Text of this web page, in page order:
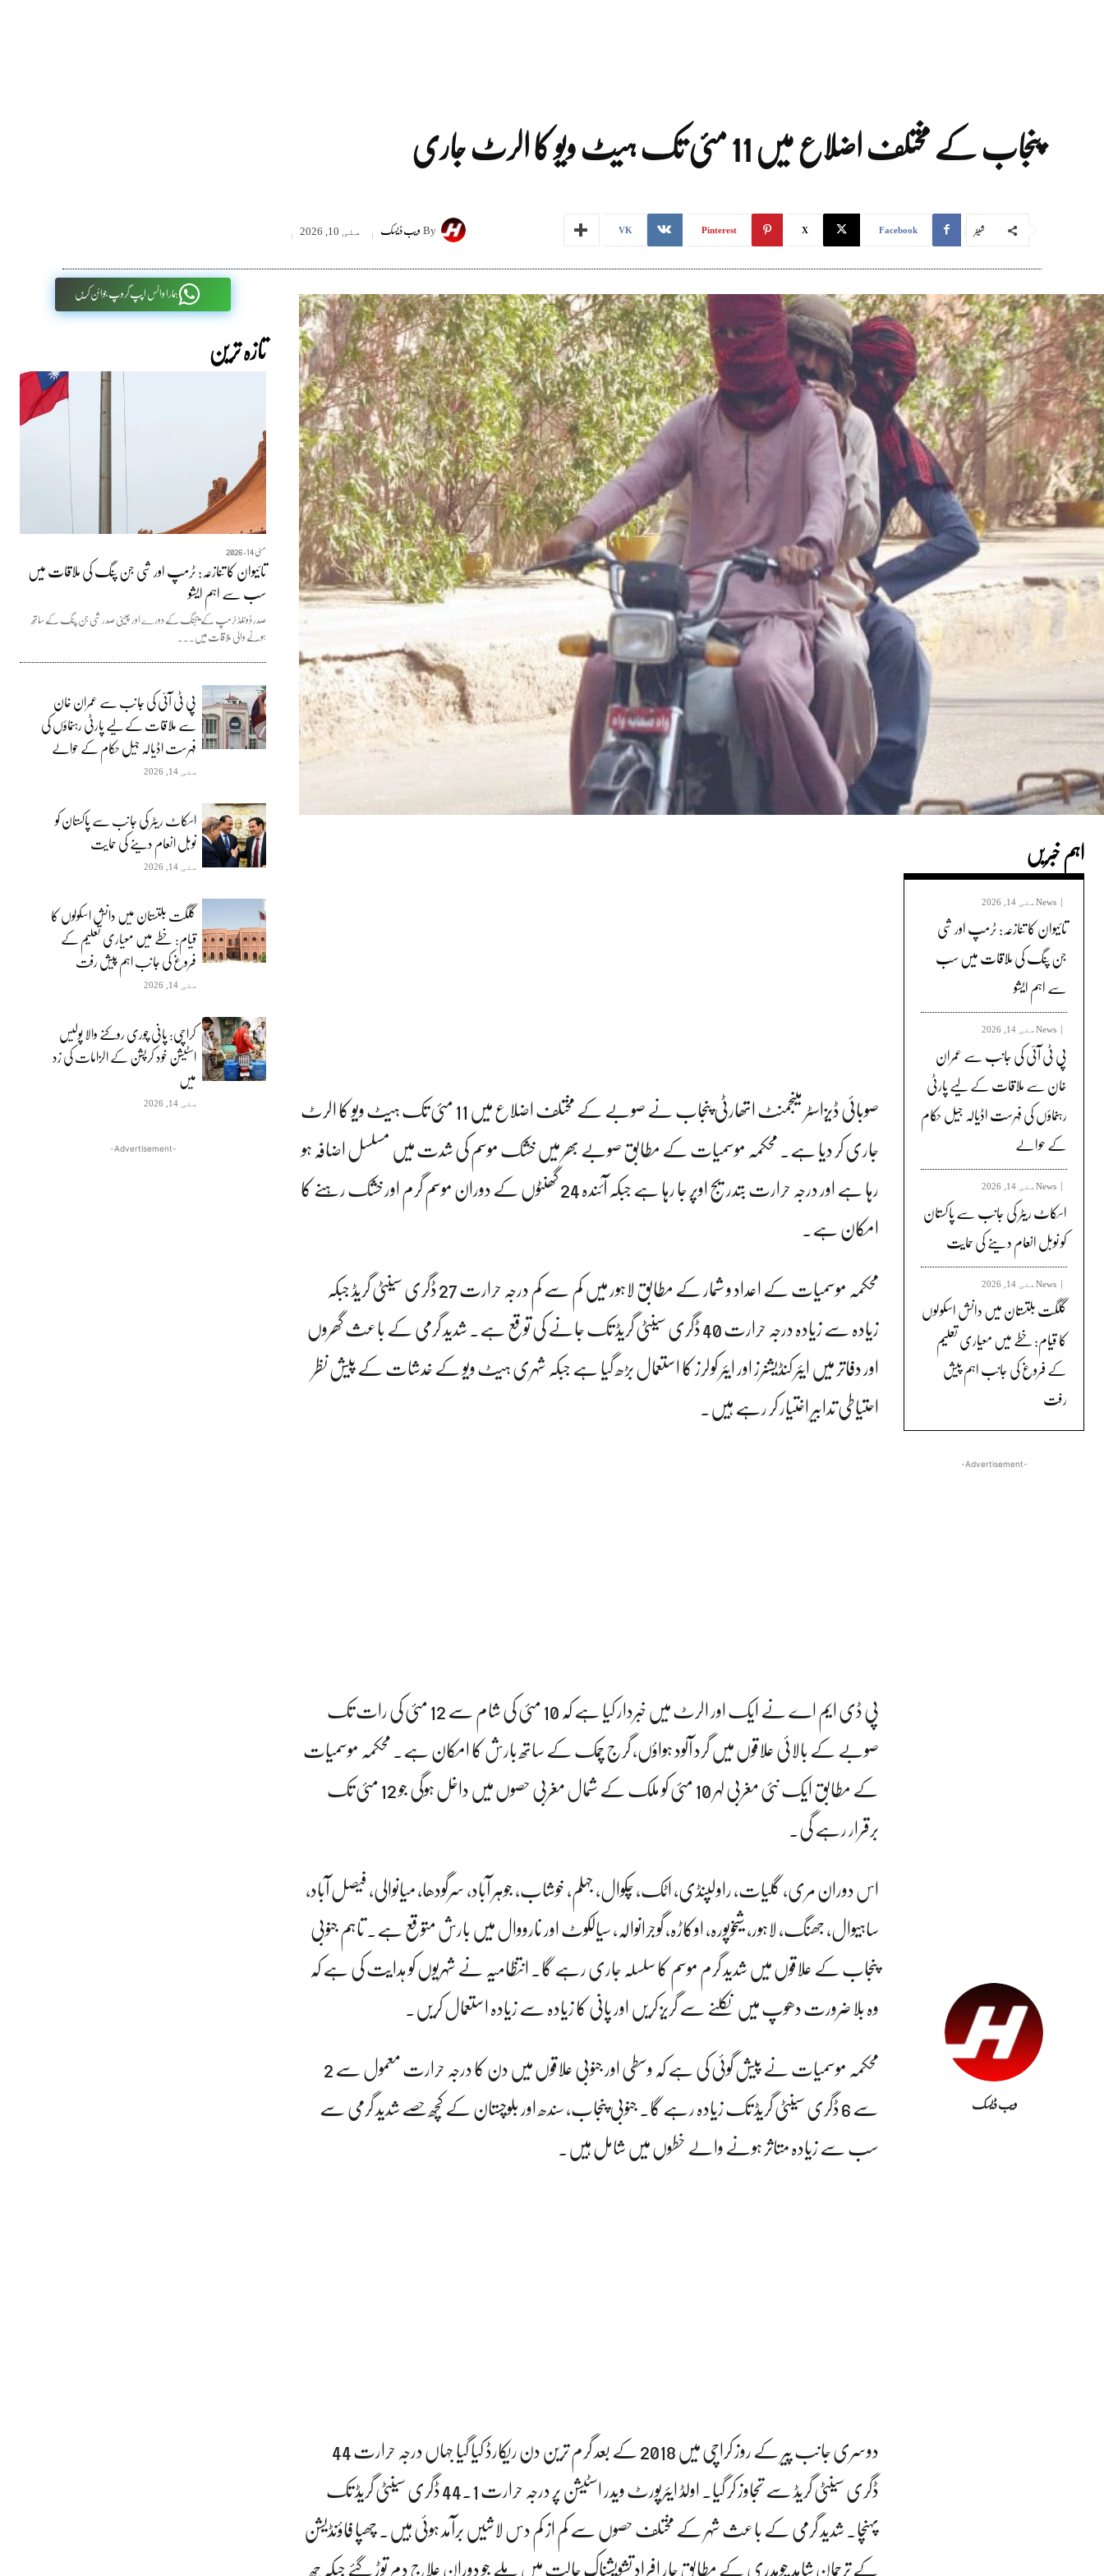
پنجاب کے مختلف اضلاع میں 11 مئی تک ہیٹ ویو کا الرٹ جاری
Byویب ڈیسک مئی 10, 2026 شیئر Facebook
X
Pinterest
VK
ہمارا واٹس اپپ گروپ جوائن کریں
تازہ ترین
مئی 14, 2026
تائیوان کا تنازعہ: ٹرمپ اور شی جن پنگ کی ملاقات میں
سب سے اہم ایشو
صدر ڈونلڈ ٹرمپ کے بیجنگ کے دورے اور چینی صدر شی جن پنگ کے ساتھ
ہونے والی ملاقات میں...
پی ٹی آئی کی جانب سے عمران خان
سے ملاقات کے لیے پارٹی رہنماؤں کی
فہرست اڈیالہ جیل حکام کے حوالے
مئی 14, 2026
اسکاٹ ریٹر کی جانب سے پاکستان کو
نوبل انعام دینے کی حمایت
مئی 14, 2026
گلگت بلتستان میں دانش اسکولوں کا
قیام: خطے میں معیاری تعلیم کے
فروغ کی جانب اہم پیش رفت
مئی 14, 2026
کراچی: پانی چوری روکنے والا پولیس
اسٹیشن خود کرپشن کے الزامات کی زد
میں
مئی 14, 2026
-Advertisement-
صوبائی ڈیزاسٹر مینجمنٹ اتھارٹی پنجاب نے صوبے کے مختلف اضلاع میں 11 مئی تک ہیٹ ویو کا الرٹ
جاری کر دیا ہے۔ محکمہ موسمیات کے مطابق صوبے بھر میں خشک موسم کی شدت میں مسلسل اضافہ ہو
رہا ہے اور درجہ حرارت بتدریج اوپر جا رہا ہے جبکہ آئندہ 24 گھنٹوں کے دوران موسم گرم اور خشک رہنے کا
امکان ہے۔
محکمہ موسمیات کے اعداد و شمار کے مطابق لاہور میں کم سے کم درجہ حرارت 27 ڈگری سینٹی گریڈ جبکہ
زیادہ سے زیادہ درجہ حرارت 40 ڈگری سینٹی گریڈ تک جانے کی توقع ہے۔ شدید گرمی کے باعث گھروں
اور دفاتر میں ایئر کنڈیشنرز اور ایئر کولرز کا استعمال بڑھ گیا ہے جبکہ شہری ہیٹ ویو کے خدشات کے پیش نظر
احتیاطی تدابیر اختیار کر رہے ہیں۔
پی ڈی ایم اے نے ایک اور الرٹ میں خبردار کیا ہے کہ 10 مئی کی شام سے 12 مئی کی رات تک
صوبے کے بالائی علاقوں میں گرد آلود ہواؤں، گرج چمک کے ساتھ بارش کا امکان ہے۔ محکمہ موسمیات
کے مطابق ایک نئی مغربی لہر 10 مئی کو ملک کے شمال مغربی حصوں میں داخل ہوگی جو 12 مئی تک
برقرار رہے گی۔
اس دوران مری، گلیات، راولپنڈی، اٹک، چکوال، جہلم، خوشاب، جوہر آباد، سرگودھا، میانوالی، فیصل آباد،
ساہیوال، جھنگ، لاہور، شیخوپورہ، اوکاڑہ، گوجرانوالہ، سیالکوٹ اور نارووال میں بارش متوقع ہے۔ تاہم جنوبی
پنجاب کے علاقوں میں شدید گرم موسم کا سلسلہ جاری رہے گا۔ انتظامیہ نے شہریوں کو ہدایت کی ہے کہ
وہ بلا ضرورت دھوپ میں نکلنے سے گریز کریں اور پانی کا زیادہ سے زیادہ استعمال کریں۔
محکمہ موسمیات نے پیش گوئی کی ہے کہ وسطی اور جنوبی علاقوں میں دن کا درجہ حرارت معمول سے 2
سے 6 ڈگری سینٹی گریڈ تک زیادہ رہے گا۔ جنوبی پنجاب، سندھ اور بلوچستان کے کچھ حصے شدید گرمی سے
سب سے زیادہ متاثر ہونے والے خطوں میں شامل ہیں۔
دوسری جانب پیر کے روز کراچی میں 2018 کے بعد گرم ترین دن ریکارڈ کیا گیا جہاں درجہ حرارت 44
ڈگری سینٹی گریڈ سے تجاوز کر گیا۔ اولڈ ایئرپورٹ ویدر اسٹیشن پر درجہ حرارت 44.1 ڈگری سینٹی گریڈ تک
پہنچا۔ شدید گرمی کے باعث شہر کے مختلف حصوں سے کم از کم دس لاشیں برآمد ہوئی ہیں۔ چھپا فاؤنڈیشن
اہم خبریں
News مئی 14, 2026
تائیوان کا تنازعہ: ٹرمپ اور شی
جن پنگ کی ملاقات میں سب
سے اہم ایشو
News مئی 14, 2026
پی ٹی آئی کی جانب سے عمران
خان سے ملاقات کے لیے پارٹی
رہنماؤں کی فہرست اڈیالہ جیل حکام
کے حوالے
News مئی 14, 2026
اسکاٹ ریٹر کی جانب سے پاکستان
کو نوبل انعام دینے کی حمایت
News مئی 14, 2026
گلگت بلتستان میں دانش اسکولوں
کا قیام: خطے میں معیاری تعلیم
کے فروغ کی جانب اہم پیش
رفت
-Advertisement-
ویب ڈیسک